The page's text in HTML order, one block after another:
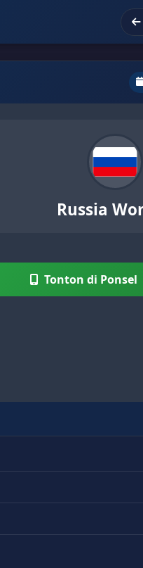
Russia
Tonton di Ponsel